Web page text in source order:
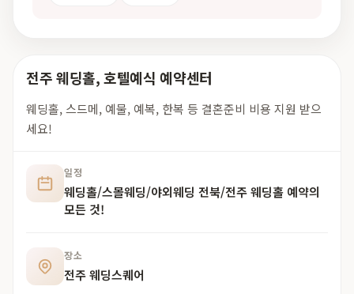
전주 웨딩홀, 호텔예식 예약센터
웨딩홀, 스드메, 예물, 예복, 한복 등 결혼준비 비용 지원 받으
세요!
일정
웨딩홀/스몰웨딩/야외웨딩 전북/전주 웨딩홀 예약의
모든 것!
장소
전주 웨딩스퀘어